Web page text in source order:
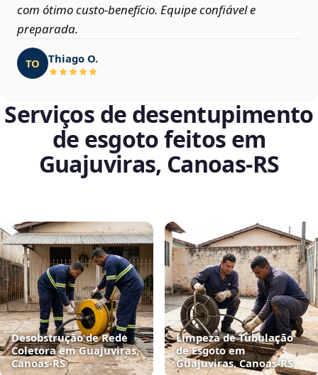
com ótimo custo-benefício. Equipe confiável e
preparada.
TO Thiago O.
Serviços de desentupimento
de esgoto feitos em
Guajuviras, Canoas‑RS
Desobstrução de Rede
Coletora em Guajuviras,
Canoas‑RS
Limpeza de Tubulação
de Esgoto em
Guajuviras, Canoas‑RS